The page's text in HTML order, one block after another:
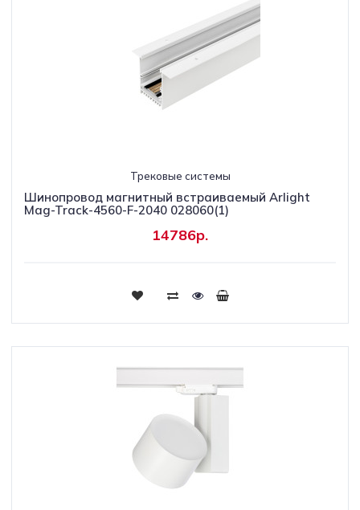
Трековые системы
Шинопровод магнитный встраиваемый Arlight
Mag-Track-4560-F-2040 028060(1)
14786р.